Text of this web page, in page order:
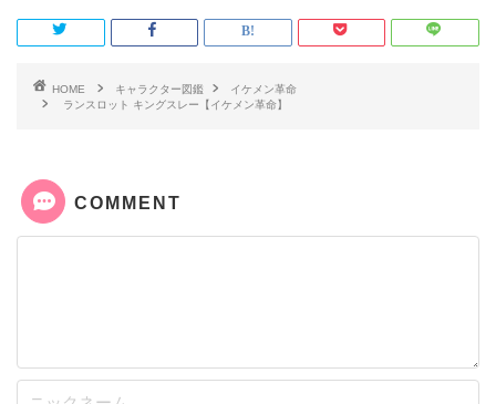
HOME キャラクター図鑑
イケメン革命
ランスロット キングスレー【イケメン革命】
COMMENT